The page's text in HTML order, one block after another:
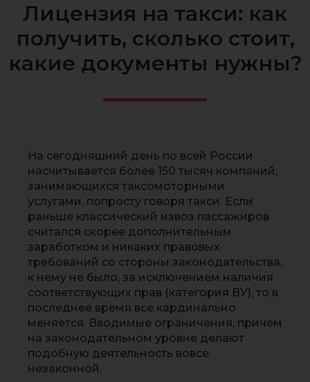
Лицензия на такси: как
получить, сколько стоит,
какие документы нужны?
На сегодняшний день по всей России
насчитывается более 150 тысяч компаний,
занимающихся таксомоторными
услугами, попросту говоря такси. Если
раньше классический извоз пассажиров
считался скорее дополнительным
заработком и никаких правовых
требований со стороны законодательства,
к нему не было, за исключением наличия
соответствующих прав (категория ВУ), то в
последнее время все кардинально
меняется. Вводимые ограничения, причем
на законодательном уровне делают
подобную деятельность вовсе
незаконной.